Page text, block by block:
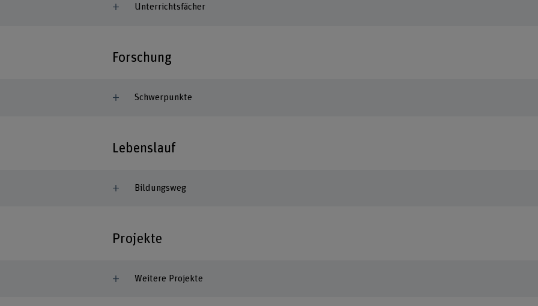
Unterrichtsfächer
Forschung
Schwerpunkte
Lebenslauf
Bildungsweg
Projekte
Weitere Projekte